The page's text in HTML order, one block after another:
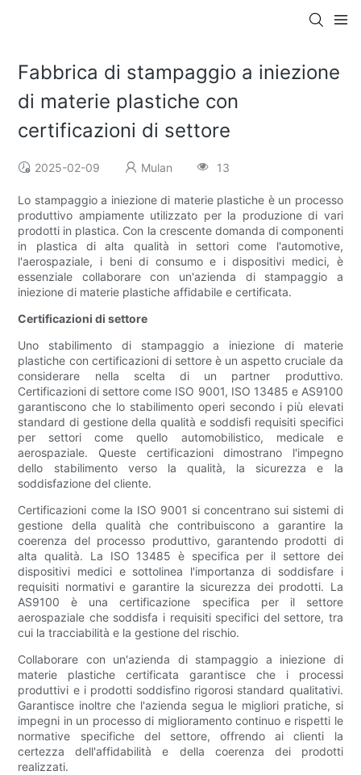
Fabbrica di stampaggio a iniezione
di materie plastiche con
certificazioni di settore
2025-02-09 Mulan 13
Lo stampaggio a iniezione di materie plastiche è un processo
produttivo ampiamente utilizzato per la produzione di vari
prodotti in plastica. Con la crescente domanda di componenti
in plastica di alta qualità in settori come l'automotive,
l'aerospaziale, i beni di consumo e i dispositivi medici, è
essenziale collaborare con un'azienda di stampaggio a
iniezione di materie plastiche affidabile e certificata.
Certificazioni di settore
Uno stabilimento di stampaggio a iniezione di materie
plastiche con certificazioni di settore è un aspetto cruciale da
considerare nella scelta di un partner produttivo.
Certificazioni di settore come ISO 9001, ISO 13485 e AS9100
garantiscono che lo stabilimento operi secondo i più elevati
standard di gestione della qualità e soddisfi requisiti specifici
per settori come quello automobilistico, medicale e
aerospaziale. Queste certificazioni dimostrano l'impegno
dello stabilimento verso la qualità, la sicurezza e la
soddisfazione del cliente.
Certificazioni come la ISO 9001 si concentrano sui sistemi di
gestione della qualità che contribuiscono a garantire la
coerenza del processo produttivo, garantendo prodotti di
alta qualità. La ISO 13485 è specifica per il settore dei
dispositivi medici e sottolinea l'importanza di soddisfare i
requisiti normativi e garantire la sicurezza dei prodotti. La
AS9100 è una certificazione specifica per il settore
aerospaziale che soddisfa i requisiti specifici del settore, tra
cui la tracciabilità e la gestione del rischio.
Collaborare con un'azienda di stampaggio a iniezione di
materie plastiche certificata garantisce che i processi
produttivi e i prodotti soddisfino rigorosi standard qualitativi.
Garantisce inoltre che l'azienda segua le migliori pratiche, si
impegni in un processo di miglioramento continuo e rispetti le
normative specifiche del settore, offrendo ai clienti la
certezza dell'affidabilità e della coerenza dei prodotti
realizzati.